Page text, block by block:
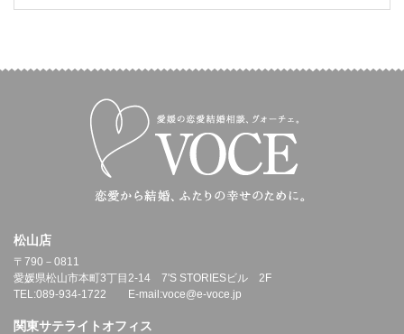
松山店
〒790－0811
愛媛県松山市本町3丁目2-14 7'S STORIESビル 2F
TEL:089-934-1722 E-mail:voce@e-voce.jp
関東サテライトオフィス